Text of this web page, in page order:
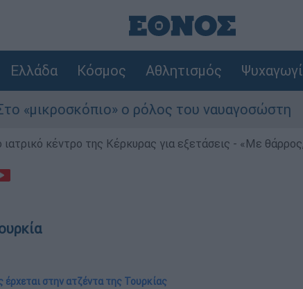
Ελλάδα Κόσμος Αθλητισμός
ο ρόλος του ναυαγοσώστη
ιατρικό κέντρο της Κέρκυρας για εξετάσεις - «Με
στην ατζέντα της Τουρκίας